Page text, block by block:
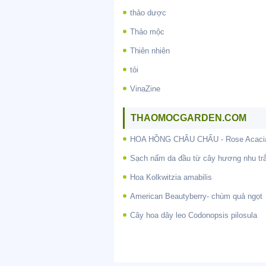
thảo dược
Thảo mộc
Thiên nhiên
tỏi
VinaZine
THAOMOCGARDEN.COM
HOA HỒNG CHÂU CHẤU - Rose
Sạch nấm da đầu từ cây hương nhu
Hoa Kolkwitzia amabilis
American Beautyberry- chùm quả ngọt
Cây hoa dây leo Codonopsis pilosula